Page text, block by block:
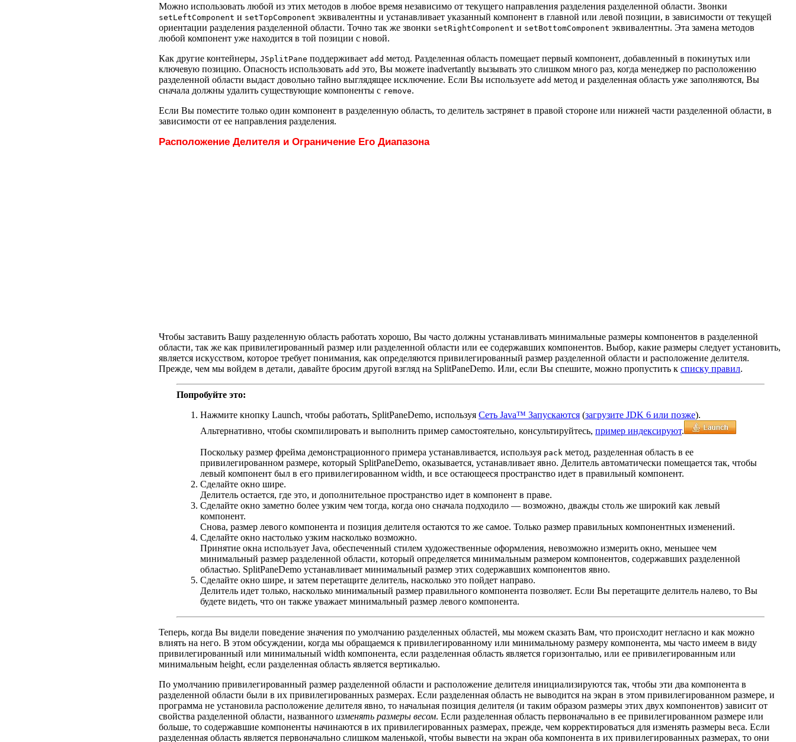
Можно использовать любой из этих методов в любое время независимо от текущего направления разделения разделенной области. Звонки
setLeftComponent и setTopComponent эквивалентны и устанавливает указанный компонент в главной или левой позиции, в зависимости от текущей
ориентации разделения разделенной области. Точно так же звонки setRightComponent и setBottomComponent эквивалентны. Эта замена методов
любой компонент уже находится в той позиции с новой.
Как другие контейнеры, JSplitPane поддерживает add метод. Разделенная область помещает первый компонент, добавленный в покинутых или
ключевую позицию. Опасность использовать add это, Вы можете inadvertantly вызывать это слишком много раз, когда менеджер по расположению
разделенной области выдаст довольно тайно выглядящее исключение. Если Вы используете add метод и разделенная область уже заполняются, Вы
сначала должны удалить существующие компоненты с remove.
Если Вы поместите только один компонент в разделенную область, то делитель застрянет в правой стороне или нижней части разделенной области, в
зависимости от ее направления разделения.
Расположение Делителя и Ограничение Его Диапазона
Чтобы заставить Вашу разделенную область работать хорошо, Вы часто должны устанавливать минимальные размеры компонентов в разделенной
области, так же как привилегированный размер или разделенной области или ее содержавших компонентов. Выбор, какие размеры следует установить,
является искусством, которое требует понимания, как определяются привилегированный размер разделенной области и расположение делителя.
Прежде, чем мы войдем в детали, давайте бросим другой взгляд на SplitPaneDemo. Или, если Вы спешите, можно пропустить к списку правил.
Попробуйте это:
Нажмите кнопку Launch, чтобы работать, SplitPaneDemo, используя Сеть Java™ Запускаются (загрузите JDK 6 или позже).
Альтернативно, чтобы скомпилировать и выполнить пример самостоятельно, консультируйтесь, пример индексируют.
Поскольку размер фрейма демонстрационного примера устанавливается, используя pack метод, разделенная область в ее
привилегированном размере, который SplitPaneDemo, оказывается, устанавливает явно. Делитель автоматически помещается так, чтобы
левый компонент был в его привилегированном width, и все остающееся пространство идет в правильный компонент.
Сделайте окно шире.
Делитель остается, где это, и дополнительное пространство идет в компонент в праве.
Сделайте окно заметно более узким чем тогда, когда оно сначала подходило — возможно, дважды столь же широкий как левый
компонент.
Снова, размер левого компонента и позиция делителя остаются то же самое. Только размер правильных компонентных изменений.
Сделайте окно настолько узким насколько возможно.
Принятие окна использует Java, обеспеченный стилем художественные оформления, невозможно измерить окно, меньшее чем
минимальный размер разделенной области, который определяется минимальным размером компонентов, содержавших разделенной
областью. SplitPaneDemo устанавливает минимальный размер этих содержавших компонентов явно.
Сделайте окно шире, и затем перетащите делитель, насколько это пойдет направо.
Делитель идет только, насколько минимальный размер правильного компонента позволяет. Если Вы перетащите делитель налево, то Вы
будете видеть, что он также уважает минимальный размер левого компонента.
Теперь, когда Вы видели поведение значения по умолчанию разделенных областей, мы можем сказать Вам, что происходит негласно и как можно
влиять на него. В этом обсуждении, когда мы обращаемся к привилегированному или минимальному размеру компонента, мы часто имеем в виду
привилегированный или минимальный width компонента, если разделенная область является горизонталью, или ее привилегированным или
минимальным height, если разделенная область является вертикалью.
По умолчанию привилегированный размер разделенной области и расположение делителя инициализируются так, чтобы эти два компонента в
разделенной области были в их привилегированных размерах. Если разделенная область не выводится на экран в этом привилегированном размере, и
программа не установила расположение делителя явно, то начальная позиция делителя (и таким образом размеры этих двух компонентов) зависит от
свойства разделенной области, названного изменять размеры весом. Если разделенная область первоначально в ее привилегированном размере или
больше, то содержавшие компоненты начинаются в их привилегированных размерах, прежде, чем корректироваться для изменять размеры веса. Если
разделенная область является первоначально слишком маленькой, чтобы вывести на экран оба компонента в их привилегированных размерах, то они